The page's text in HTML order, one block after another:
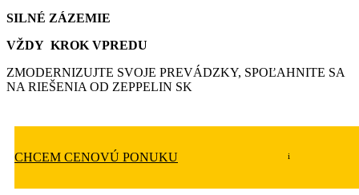
SILNÉ ZÁZEMIE
VŽDY KROK VPREDU
ZMODERNIZUJTE SVOJE PREVÁDZKY, SPOĽAHNITE SA
NA RIEŠENIA OD ZEPPELIN SK
CHCEM CENOVÚ PONUKU